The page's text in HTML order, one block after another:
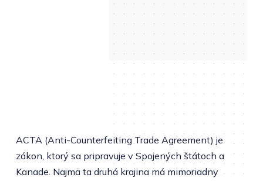
ACTA (Anti-Counterfeiting Trade Agreement) je
zákon, ktorý sa pripravuje v Spojených štátoch a
Kanade. Najmä ta druhá krajina má mimoriadny